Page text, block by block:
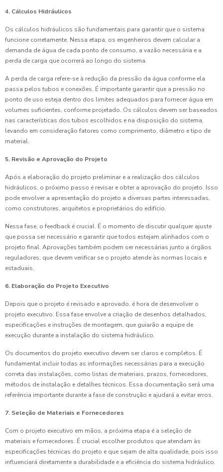
4. Cálculos Hidráulicos
Os cálculos hidráulicos são fundamentais para garantir que o sistema
funcione corretamente. Nessa etapa, os engenheiros devem calcular a
demanda de água de cada ponto de consumo, a vazão necessária e a
perda de carga que ocorrerá ao longo do sistema.
A perda de carga refere-se à redução da pressão da água conforme ela
passa pelos tubos e conexões. É importante garantir que a pressão no
ponto de uso esteja dentro dos limites adequados para fornecer água em
volumes suficientes, conforme projetado. Os cálculos devem ser baseados
nas características dos tubos escolhidos e na disposição do sistema,
levando em consideração fatores como comprimento, diâmetro e tipo de
material.
5. Revisão e Aprovação do Projeto
Após a elaboração do projeto preliminar e a realização dos cálculos
hidráulicos, o próximo passo é revisar e obter a aprovação do projeto. Isso
pode envolver a apresentação do projeto a diversas partes interessadas,
como construtores, arquitetos e proprietários do edifício.
Nessa fase, o feedback é crucial. É o momento de discutir qualquer ajuste
que possa ser necessário e garantir que todos estejam alinhados com o
projeto final. Aprovações também podem ser necessárias junto a órgãos
reguladores, que devem verificar se o projeto atende às normas locais e
estaduais.
6. Elaboração do Projeto Executivo
Depois que o projeto é revisado e aprovado, é hora de desenvolver o
projeto executivo. Essa fase envolve a criação de desenhos detalhados,
especificações e instruções de montagem, que guiarão a equipe de
execução durante a instalação do sistema hidráulico.
Os documentos do projeto executivo devem ser claros e completos. É
fundamental incluir todas as informações necessárias para a execução
correta das instalações, como listas de materiais, prazos, fornecedores,
métodos de instalação e detalhes técnicos. Essa documentação será uma
referência importante durante a fase de construção e ajudará a evitar erros.
7. Seleção de Materiais e Fornecedores
Com o projeto executivo em mãos, a próxima etapa é a seleção de
materiais e fornecedores. É crucial escolher produtos que atendam às
especificações técnicas do projeto e que sejam de alta qualidade, pois isso
influenciará diretamente a durabilidade e a eficiência do sistema hidráulico.